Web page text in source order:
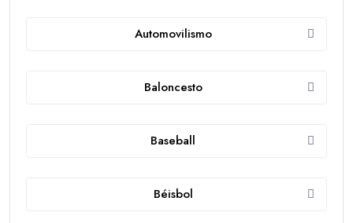
Automovilismo
Baloncesto
Baseball
Béisbol